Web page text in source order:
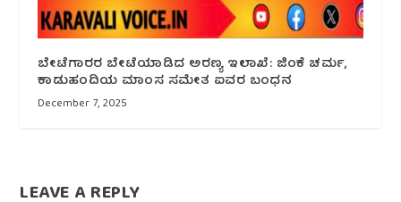
ಬೇಟೆಗಾರರ ಬೇಟೆಯಾಡಿದ ಅರಣ್ಯ ಇಲಾಖೆ: ಜಿಂಕೆ ಚರ್ಮ,
ಕಾಡುಹಂದಿಯ ಮಾಂಸ ಸಮೇತ ಐವರ ಬಂಧನ
December 7, 2025
LEAVE A REPLY